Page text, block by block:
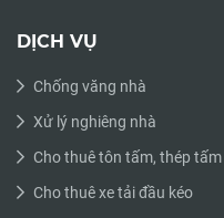
DỊCH VỤ
Chống văng nhà
Xử lý nghiêng nhà
Cho thuê tôn tấm, thép tấm
Cho thuê xe tải đầu kéo